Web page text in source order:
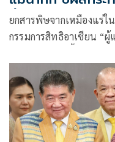
พื้นที่
ยกสารพิษจากเหมืองแร่ใ
กรรมการสิทธิอาเซียน “
รัฐมนตรีไม่ให้ความสำคั
พาะกิ0แก้ด่วน-จี้ยกหูคุยกั